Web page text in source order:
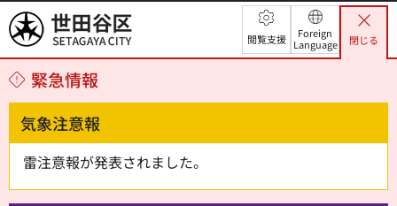
世田谷区 閲覧支援
Foreign
Language
閉じる
緊急情報
気象注意報
雷注意報が発表されました。